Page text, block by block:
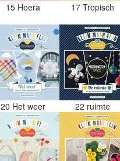
15 Hoera 17 Tropisch
20 Het weer 22 ruimte